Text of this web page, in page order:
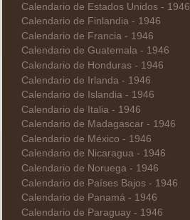
Calendario de Estados Unidos - 1946
Calendario de Finlandia - 1946
Calendario de Francia - 1946
Calendario de Guatemala - 1946
Calendario de Honduras - 1946
Calendario de Irlanda - 1946
Calendario de Islandia - 1946
Calendario de Italia - 1946
Calendario de Madagascar - 1946
Calendario de México - 1946
Calendario de Nicaragua - 1946
Calendario de Noruega - 1946
Calendario de Países Bajos - 1946
Calendario de Panamá - 1946
Calendario de Paraguay - 1946